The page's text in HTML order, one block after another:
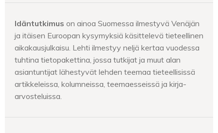
Idäntutkimus on ainoa Suomessa ilmestyvä Venäjän
ja itäisen Euroopan kysymyksiä käsittelevä tieteellinen
aikakausjulkaisu. Lehti ilmestyy neljä kertaa vuodessa
tuhtina tietopakettina, jossa tutkijat ja muut alan
asiantuntijat lähestyvät lehden teemaa tieteellisissä
artikkeleissa, kolumneissa, teemaesseissä ja kirja-
arvosteluissa.